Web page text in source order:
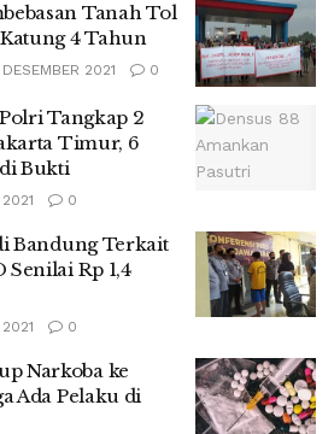
Tanah Tol
4 Tahun
2021 0
Tangkap 2
Timur, 6
Bukti
0
Bandung Terkait
Senilai Rp 1,4
0
Narkoba ke
Ada Pelaku di